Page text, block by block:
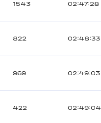
1543 02:47:28
822 02:48:33
969 02:49:03
422 02:49:04